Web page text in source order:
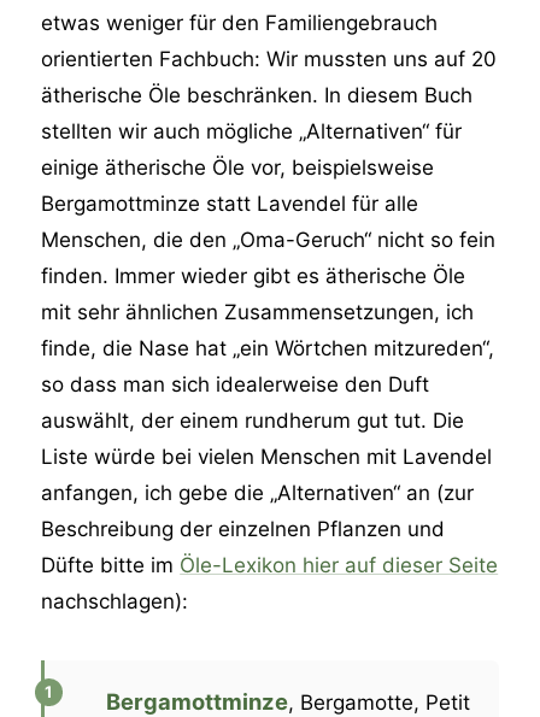
etwas weniger für den Familiengebrauch
orientierten Fachbuch: Wir mussten uns auf 20
ätherische Öle beschränken. In diesem Buch
stellten wir auch mögliche „Alternativen“ für
einige ätherische Öle vor, beispielsweise
Bergamottminze statt Lavendel für alle
Menschen, die den „Oma-Geruch“ nicht so fein
finden. Immer wieder gibt es ätherische Öle
mit sehr ähnlichen Zusammensetzungen, ich
finde, die Nase hat „ein Wörtchen mitzureden“,
so dass man sich idealerweise den Duft
auswählt, der einem rundherum gut tut. Die
Liste würde bei vielen Menschen mit Lavendel
anfangen, ich gebe die „Alternativen“ an (zur
Beschreibung der einzelnen Pflanzen und
Düfte bitte im Öle-Lexikon hier auf dieser Seite
nachschlagen):
Bergamottminze, Bergamotte, Petit